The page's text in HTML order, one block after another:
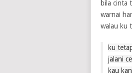
bila cinta
warnai
walau ku
ku
jalani
kau